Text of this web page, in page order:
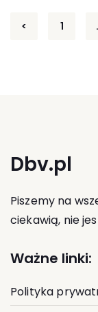
< 1
Dbv.pl
Piszemy na
ciekawią, nie
Ważne linki:
Polityka